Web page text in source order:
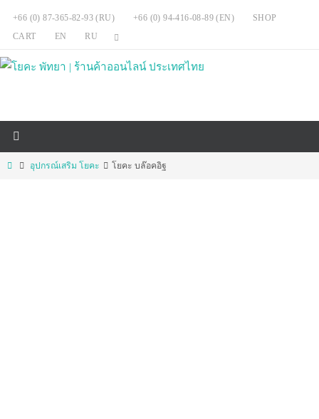
Skip+66 (0) 87-365-82-93 (RU) +66 (0) 94-416-08-89 (EN)
SHOP
CART
EN RU
Homeอุปกรณ์เสริม โยคะ โยคะ บล๊อคอิฐ